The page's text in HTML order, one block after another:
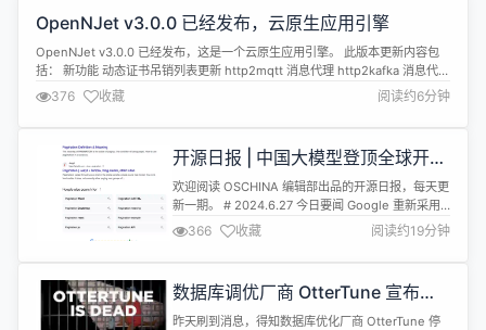
docxf和oform格式的docume...
OpenNJet v3.0.0 已经发布，云原生应用引擎
OpenNJet v3.0.0 已经发布，这是一个云原生应用引擎。 此版本更新内容包
括： 新功能 动态证书吊销列表更新 http2mqtt 消息代理 http2kafka 消息代理
数据消隐（access日志隐藏敏感信息） 集群动态桥接 集群间文件同步 大文件
上传 集群配置跳转 Ctrl Copilot 中，支持通过Lua 访问主进程定义的
shared_di...
376 收藏 阅读约6分钟
开源日报 | 中国大模型登顶全球开源
第一；htmx 2.0；开源硬件获得成
功；LLM核心能力是“智能水平”；半
导体设计迎来“开源潮”；前端最新技
欢迎阅读 OSCHINA 编辑部出品的开源日报，每天更
新一期。 # 2024.6.27 今日要闻 Google 重新采用
分页显示搜索结果 Google 在展示搜索结果时已不再
使用「滚动加载」方式，而是重新采用经典的「分页
展示」。 从桌面端开始，谷歌已于 2024 年 6 月 25
功能。未来一个月内，Go...
366 收藏 阅读约19分钟
数据库调优厂商 OtterTune 宣布停
止运营
昨天刷到消息，得知数据库优化厂商 OtterTune 停